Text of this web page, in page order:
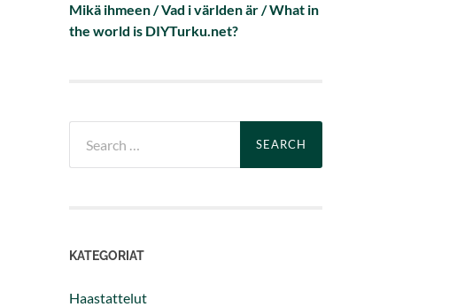
Mikä ihmeen / Vad i världen är / What in
the world is DIYTurku.net?
for:
KATEGORIAT
Haastattelut